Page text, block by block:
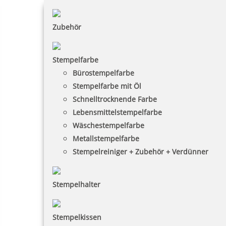
Zubehör
Stempelfarbe
Bürostempelfarbe
Stempelfarbe mit Öl
Schnelltrocknende Farbe
Lebensmittelstempelfarbe
Wäschestempelfarbe
Metallstempelfarbe
Stempelreiniger + Zubehör + Verdünner
Stempelhalter
Stempelkissen